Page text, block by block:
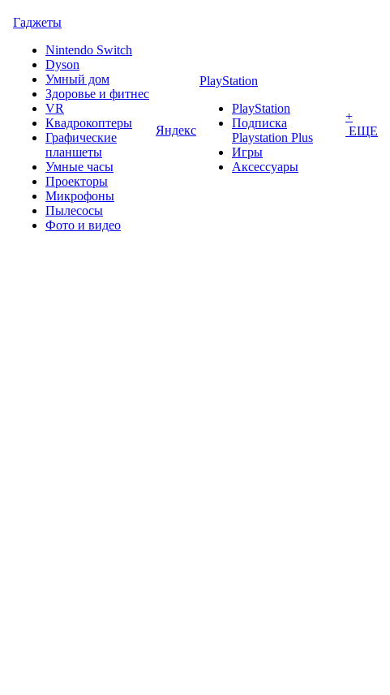
Гаджеты
Nintendo Switch
Dyson
Умный дом
Здоровье и фитнес
VR
Квадрокоптеры
Графические
планшеты
Умные часы
Проекторы
Микрофоны
Пылесосы
Фото и видео
Яндекс
PlayStation
PlayStation
Подписка
Playstation Plus
Игры
Аксессуары
+
ЕЩЕ